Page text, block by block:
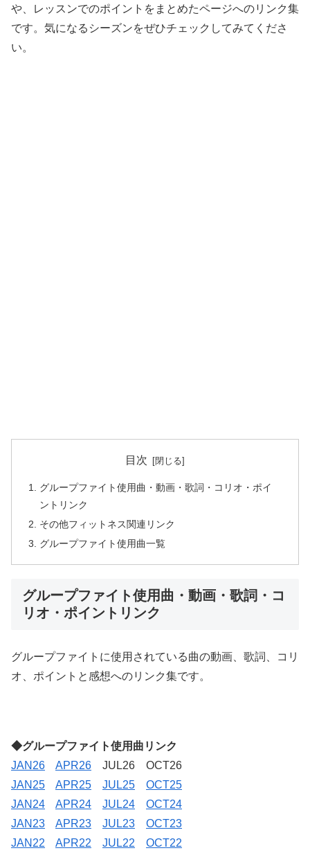
や、レッスンでのポイントをまとめたページへのリンク集
です。気になるシーズンをぜひチェックしてみてくださ
い。
目次
グループファイト使用曲・動画・歌詞・コリオ・ポイ
ントリンク
その他フィットネス関連リンク
グループファイト使用曲一覧
グループファイト使用曲・動画・歌詞・コ
リオ・ポイントリンク
グループファイトに使用されている曲の動画、歌詞、コリ
オ、ポイントと感想へのリンク集です。
◆グループファイト使用曲リンク
JAN26
APR26 JUL26 OCT26
JAN25
APR25 JUL25
OCT25
JAN24
APR24 JUL24
OCT24
JAN23
APR23 JUL23
OCT23
JAN22
APR22 JUL22
OCT22